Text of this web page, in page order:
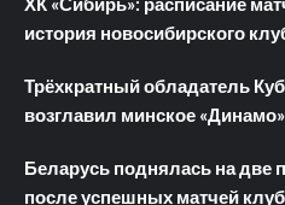
история новосибирского
Трёхкратный обладатель
возглавил минское «Динамо»
Беларусь поднялась на две
после успешных матчей